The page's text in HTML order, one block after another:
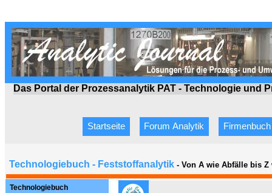
Das Portal der Prozessanalytik PAT - Technologie und
Startseite Forum Analytik Firmenbuch
Technologiebuch - Feststoffanalytik - Von A wie Abfälle bis Z
Technologiebuch